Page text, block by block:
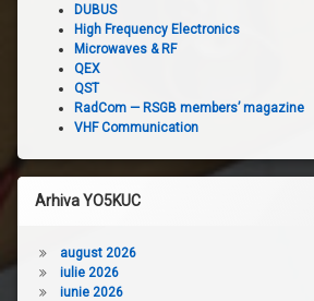
DUBUS
High Frequency Electronics
Microwaves & RF
QEX
QST
RadCom — RSGB members’ magazine
VHF Communication
Arhiva YO5KUC
august 2026
iulie 2026
iunie 2026